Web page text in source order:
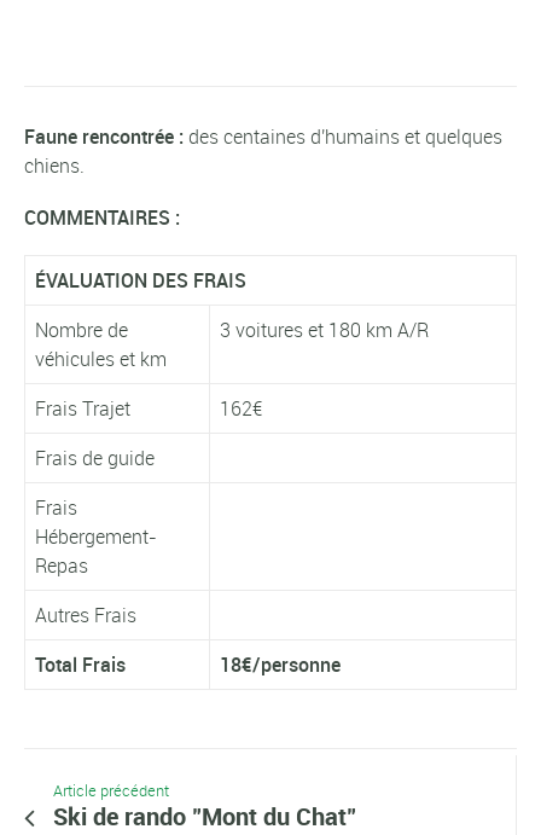
Faune rencontrée : des centaines d'humains et quelques
chiens.
COMMENTAIRES :
ÉVALUATION DES FRAIS
Nombre de
véhicules et km
3 voitures et 180 km A/R
Frais Trajet
162€
Frais de guide
Frais
Hébergement-
Repas
Autres Frais
Total Frais
18€/personne
Article précédent
Ski de rando "Mont du Chat"